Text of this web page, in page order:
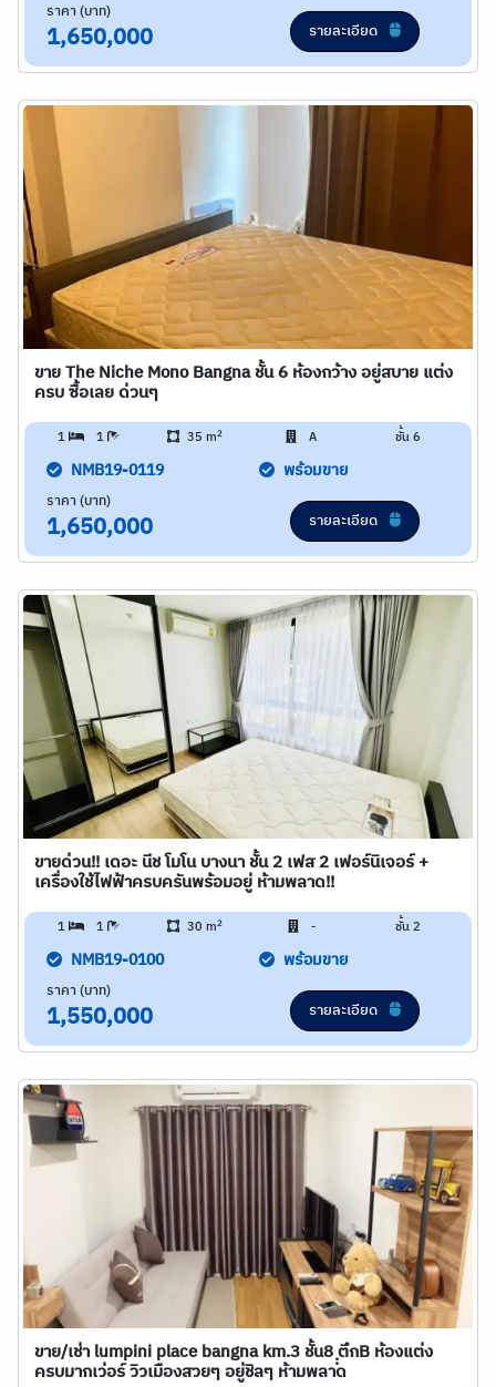
ราคา (บาท)
1,650,000 รายละเอียด
ขาย The Niche Mono Bangna ชั้น 6 ห้องกว้าง อยู่สบาย แต่ง
ครบ ซื้อเลย ด่วนๆ
1 1 35 m2 A ชั้น 6
NMB19-0119 พร้อมขาย
ราคา (บาท)
1,650,000 รายละเอียด
ขายด่วน!! เดอะ นีช โมโน บางนา ชั้น 2 เฟส 2 เฟอร์นิเจอร์ +
เครื่องใช้ไฟฟ้าครบครันพร้อมอยู่ ห้ามพลาด!!
1 1 30 m2 - ชั้น 2
NMB19-0100 พร้อมขาย
ราคา (บาท)
1,550,000 รายละเอียด
ขาย/เช่า lumpini place bangna km.3 ชั้น8 ฺฺตึกB ห้องแต่ง
ครบมากเว่อร์ วิวเมืองสวยๆ อยู่ชิลๆ ห้ามพลาด